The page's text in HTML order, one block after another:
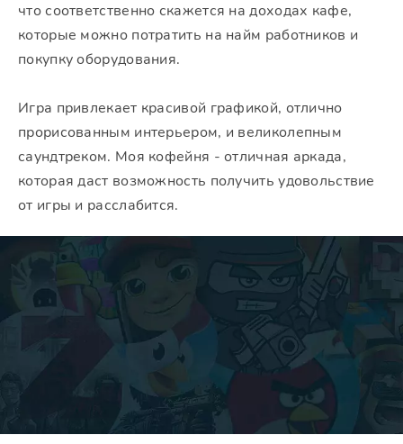
что соответственно скажется на доходах кафе,
которые можно потратить на найм работников и
покупку оборудования.
Игра привлекает красивой графикой, отлично
прорисованным интерьером, и великолепным
саундтреком. Моя кофейня - отличная аркада,
которая даст возможность получить удовольствие
от игры и расслабится.